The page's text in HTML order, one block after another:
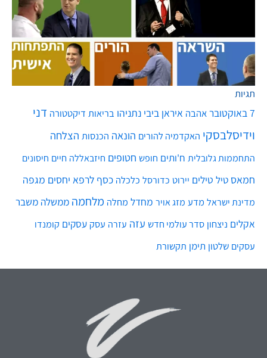
תגיות
7 באוקטובר אהבה איראן ביבי נתניהו בריאות דיקטטורה דני
וידיסלבסקי האקדמיה להורים הונאה הכנסות הצלחה
התחממות גלובלית ח'ותים חופש חטופים חיזבאללה חיים חיסונים
חמאס טיל טילים יירוט כדורסל כלכלה כסף לרפא יחסים מגפה
מדינת ישראל מדע מזג אויר מחדל מחלה מלחמה ממשלה משבר
אקלים ניצחון סדר עולמי חדש עזה עזרה עסק עסקים קומנדו
עסקים שלטון תימן תקשורת